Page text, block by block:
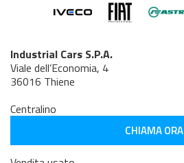
Industrial Cars S.P.A.
Viale dell’Economia, 4
36016 Thiene
Centralino
CHIAMA ORA